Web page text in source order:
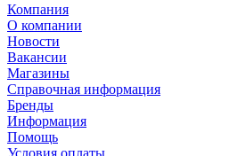
Компания
О компании
Новости
Вакансии
Магазины
Справочная информация
Бренды
Информация
Помощь
Условия оплаты